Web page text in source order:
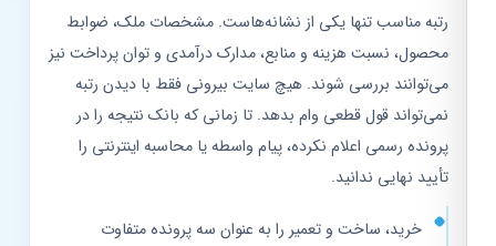
رتبه مناسب تنها یکی از نشانه‌هاست. مشخصات ملک، ضوابط
محصول، نسبت هزینه و منابع، مدارک درآمدی و توان پرداخت نیز
می‌توانند بررسی شوند. هیچ سایت بیرونی فقط با دیدن رتبه
نمی‌تواند قول قطعی وام بدهد. تا زمانی که بانک نتیجه را در
پرونده رسمی اعلام نکرده، پیام واسطه یا محاسبه اینترنتی را
تأیید نهایی ندانید.
خرید، ساخت و تعمیر را به عنوان سه پرونده متفاوت